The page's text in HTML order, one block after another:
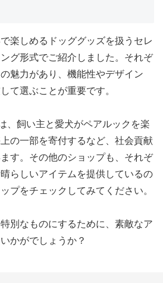
楽しめるドッググッズを扱うセレ
グ形式でご紹介しました。それぞ
魅力があり、機能性やデザイン
て選ぶことが重要です。
、飼い主と愛犬がペアルックを楽
の一部を寄付するなど、社会貢献
す。その他のショップも、それぞ
らしいアイテムを提供しているの
プをチェックしてみてください。
別なものにするために、素敵なア
かがでしょうか？